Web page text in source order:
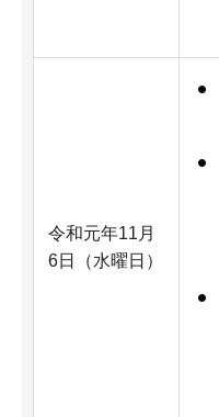
令和元年11月
6日（水曜日）